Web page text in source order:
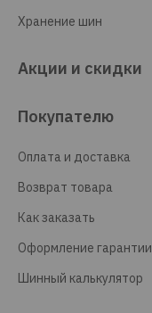
Хранение шин
Акции и скидки
Покупателю
Оплата и доставка
Возврат товара
Как заказать
Оформление гарантии
Шинный калькулятор